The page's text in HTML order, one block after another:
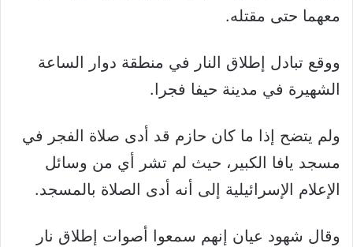
معهما حتى مقتله.
ووقع تبادل إطلاق النار في منطقة دوار الساعة
الشهيرة في مدينة حيفا فجرا.
ولم يتضح إذا ما كان حازم قد أدى صلاة الفجر في
مسجد يافا الكبير، حيث لم تشر أي من وسائل
الإعلام الإسرائيلية إلى أنه أدى الصلاة بالمسجد.
وقال شهود عيان إنهم سمعوا أصوات إطلاق نار